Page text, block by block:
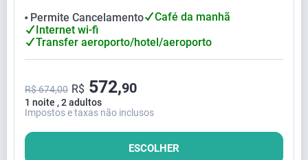
⬤ Permite Cancelamento
Café da manhã
Internet wi-fi
Transfer aeroporto/hotel/aeroporto
1 noite , 2 adultos
R$ 674,00 R$ 572,90
Impostos e taxas não inclusos
ESCOLHER